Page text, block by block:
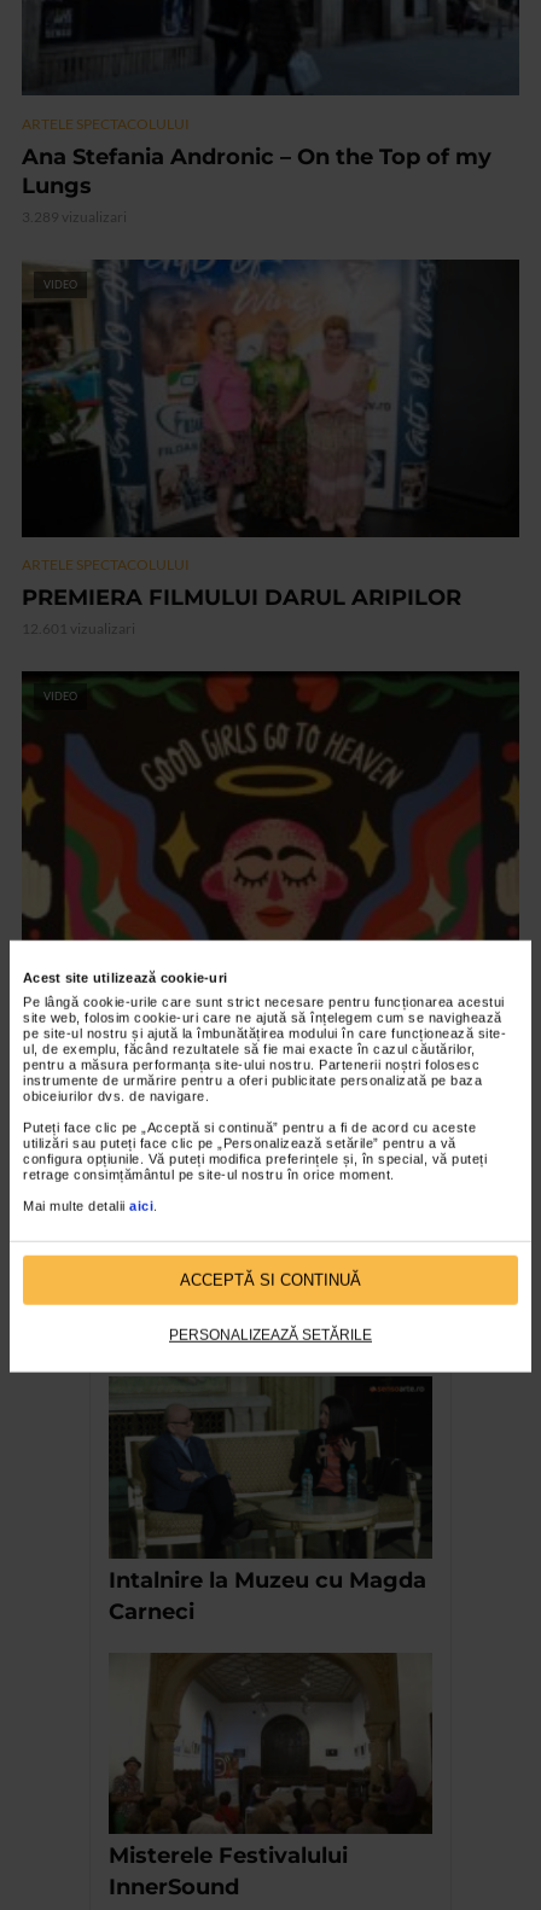
Acest site utilizează cookie-uri
Pe lângă cookie-urile care sunt strict necesare pentru funcționarea acestui
site web, folosim cookie-uri care ne ajută să înțelegem cum se navighează
pe site-ul nostru și ajută la îmbunătățirea modului în care funcționează site-
ul, de exemplu, făcând rezultatele să fie mai exacte în cazul căutărilor,
pentru a măsura performanța site-ului nostru. Partenerii noștri folosesc
instrumente de urmărire pentru a oferi publicitate personalizată pe baza
obiceiurilor dvs. de navigare.
Puteți face clic pe „Acceptă si continuă” pentru a fi de acord cu aceste
utilizări sau puteți face clic pe „Personalizează setările” pentru a vă
configura opțiunile. Vă puteți modifica preferințele și, în special, vă puteți
retrage consimțământul pe site-ul nostru în orice moment.
Mai multe detalii aici.
ACCEPTĂ SI CONTINUĂ
PERSONALIZEAZĂ SETĂRILE
ARTELE SPECTACOLULUI
Ana Stefania Andronic – On the Top of my
Lungs
3.289 vizualizari
VIDEO
ARTELE SPECTACOLULUI
PREMIERA FILMULUI DARUL ARIPILOR
12.601 vizualizari
VIDEO
ARTELE SPECTACOLULUI
Expozitia Martie la feminin
3.777 vizualizari
RECOMANDĂRI
Alfred Dumitriu
Intalnire la Muzeu cu Magda
Carneci
Misterele Festivalului
InnerSound